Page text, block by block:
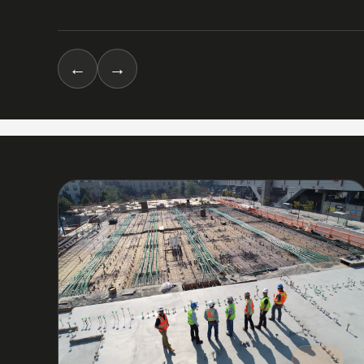
→
←
03